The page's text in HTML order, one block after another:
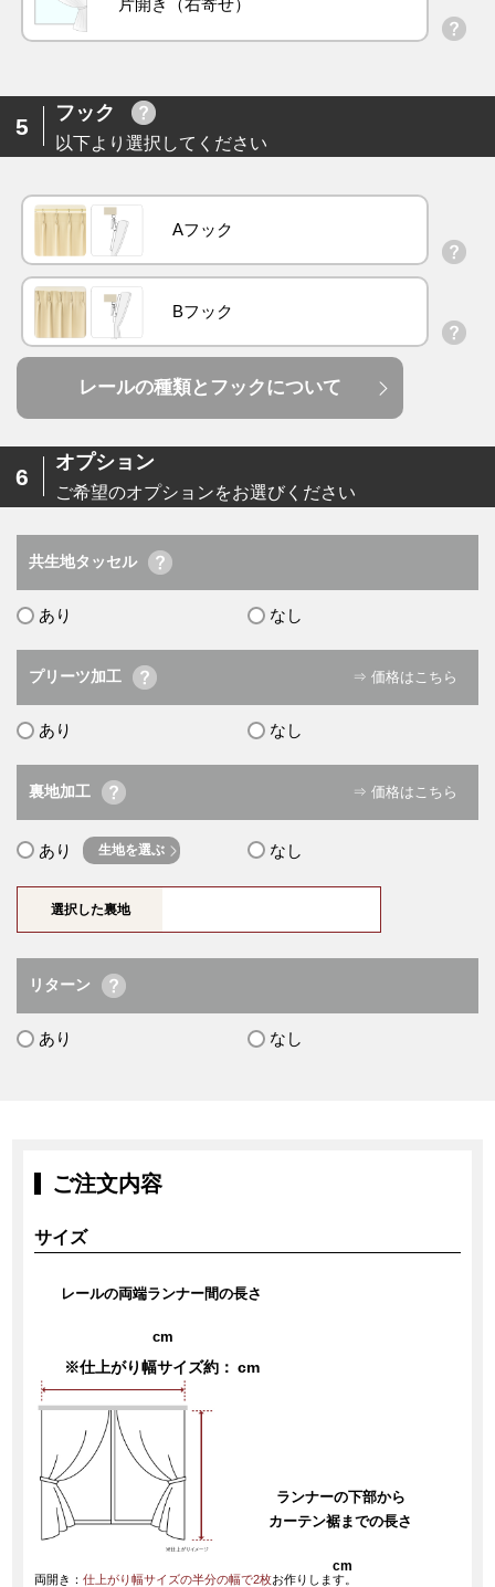
片開き（右寄せ）
5
フック
以下より選択してください
Aフック
Bフック
レールの種類とフックについて
6
オプション
ご希望のオプションをお選びください
共生地タッセル
あり なし
プリーツ加工 ⇒ 価格はこちら
あり なし
裏地加工 ⇒ 価格はこちら
あり 生地を選ぶ なし
選択した裏地
リターン
あり なし
ご注文内容
サイズ
レールの両端ランナー間の長さ
cm
※仕上がり幅サイズ約： cm
両開き：仕上がり幅サイズの半分の幅で2枚お作りします。
ランナーの下部から
カーテン裾までの長さ
cm